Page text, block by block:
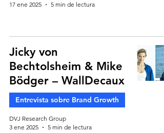
17 ene 2025
5 min de lectura
Jicky von
Bechtolsheim & Mike
Bödger – WallDecaux
Entrevista sobre Brand Growth
DVJ Research Group
3 ene 2025
5 min de lectura